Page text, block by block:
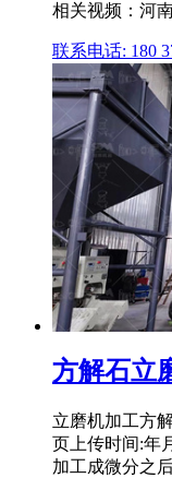
相关视频：河
联系电话: 180
方解石立
立磨机加工方
页上传时间:年
加工成微分之